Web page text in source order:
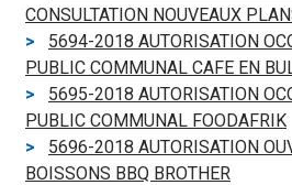
CONSULTATION NOUVEAUX
5694-2018 AUTORISATION
PUBLIC COMMUNAL CAFE EN
5695-2018 AUTORISATION
PUBLIC COMMUNAL FOODAFRIK
5696-2018 AUTORISATION
BOISSONS BBQ BROTHER